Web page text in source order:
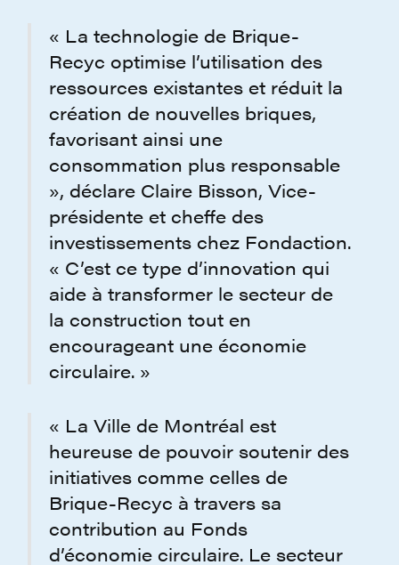
« La technologie de Brique-
Recyc optimise l’utilisation des
ressources existantes et réduit la
création de nouvelles briques,
favorisant ainsi une
consommation plus responsable
», déclare Claire Bisson, Vice-
présidente et cheffe des
investissements chez Fondaction.
« C’est ce type d’innovation qui
aide à transformer le secteur de
la construction tout en
encourageant une économie
circulaire. »
« La Ville de Montréal est
heureuse de pouvoir soutenir des
initiatives comme celles de
Brique-Recyc à travers sa
contribution au Fonds
d’économie circulaire. Le secteur